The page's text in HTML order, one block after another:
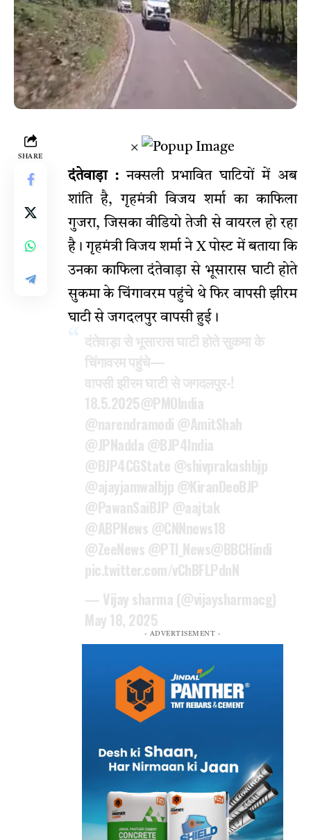
SHARE
×
दंतेवाड़ा : नक्सली प्रभावित घाटियों में अब
शांति है, गृहमंत्री विजय शर्मा का काफिला
गुजरा, जिसका वीडियो तेजी से वायरल हो रहा
है। गृहमंत्री विजय शर्मा ने X पोस्ट में बताया कि
उनका काफिला दंतेवाड़ा से भूसारास घाटी होते
सुकमा के चिंगावरम पहुंचे थे फिर वापसी झीरम
घाटी से जगदलपुर वापसी हुई।
दंतेवाड़ा से भूसारास घाटी होते सुकमा के
चिंगावरम पहुंचे—
वापसी झीरम घाटी से जगदलपुर-!
18.5.2025@PMOIndia
@narendramodi @AmitShah
@JPNadda @BJP4India
@BJP4CGState @shivprakashbjp
@ajayjamwalbjp @KiranDeoBJP
@PawanSaiBJP @aajtak
@ABPNews @CNNnews18
@ZeeNews @PTI_News@BBCHindi
pic.twitter.com/vChBFLPdnN
— Vijay sharma (@vijaysharmacg)
May 18, 2025
- ADVERTISEMENT -